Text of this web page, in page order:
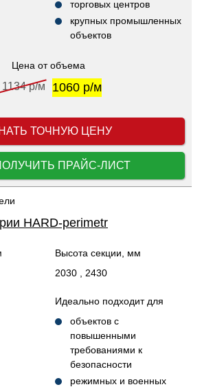
торговых центров
крупных промышленных
объектов
Цена от объема
1134 р/м 1060 р/м
ТОЧНУЮ ЦЕНУ
ПРАЙС-ЛИСТ
HARD-perimetr
Высота секции, мм
2030 , 2430
Идеально подходит для
объектов с
повышенными
требованиями к
безопасности
режимных и военных